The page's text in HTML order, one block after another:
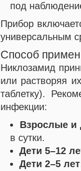
под
Прибор
универсальным
Способ
Никлозамид
или растворяя
таблетку).
инфекции:
Взрослые и
в сутки.
Дети 5–12
Дети 2–5